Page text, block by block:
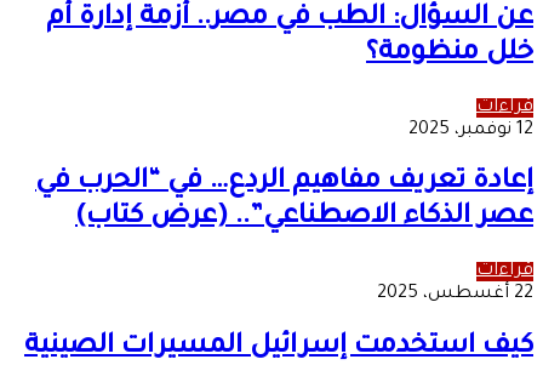
عن السؤال: الطب في مصر.. أزمة إدارة أم
خلل منظومة؟
قراءات
12 نوفمبر، 2025
إعادة تعريف مفاهيم الردع… في “الحرب في
عصر الذكاء الاصطناعي”.. (عرض كتاب)
قراءات
22 أغسطس، 2025
كيف استخدمت إسرائيل المسيرات الصينية